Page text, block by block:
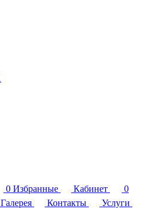
0 Избранные Кабинет
0
Галерея Контакты
Услуги